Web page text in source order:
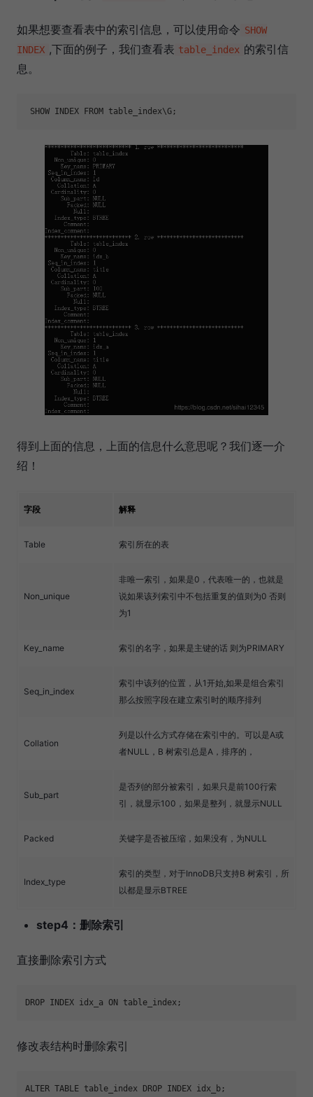
如果想要查看表中的索引信息，可以使用命令 SHOW
INDEX ,下面的例子，我们查看表 table_index 的索引信
息。
得到上面的信息，上面的信息什么意思呢？我们逐一介
绍！
字段 解释
Table 索引所在的表
Non_unique
非唯一索引，如果是0，代表唯一的，也就是
说如果该列索引中不包括重复的值则为0 否则
为1
Key_name 索引的名字，如果是主键的话 则为PRIMARY
Seq_in_index
索引中该列的位置，从1开始,如果是组合索引
那么按照字段在建立索引时的顺序排列
Collation
列是以什么方式存储在索引中的。可以是A或
者NULL，B 树索引总是A，排序的，
Sub_part
是否列的部分被索引，如果只是前100行索
引，就显示100，如果是整列，就显示NULL
Packed 关键字是否被压缩，如果没有，为NULL
Index_type
索引的类型，对于InnoDB只支持B 树索引，所
以都是显示BTREE
step4：删除索引
直接删除索引方式
修改表结构时删除索引